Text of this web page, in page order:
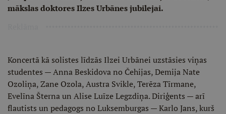
mākslas doktores Ilzes Urbānes jubilejai.
Koncertā kā solistes līdzās Ilzei Urbānei uzstāsies viņas
studentes — Anna Beskidova no Čehijas, Demija Nate
Ozoliņa, Zane Ozola, Austra Svikle, Terēza Tīrmane,
Evelīna Šterna un Alise Luīze Legzdiņa. Diriģents — arī
flautists un pedagogs no Luksemburgas — Karlo Jans, kurš